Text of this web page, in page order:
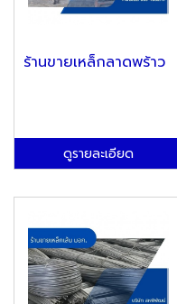
ร้านขายเหล็กลาดพร้าว
ดูรายละเอียด